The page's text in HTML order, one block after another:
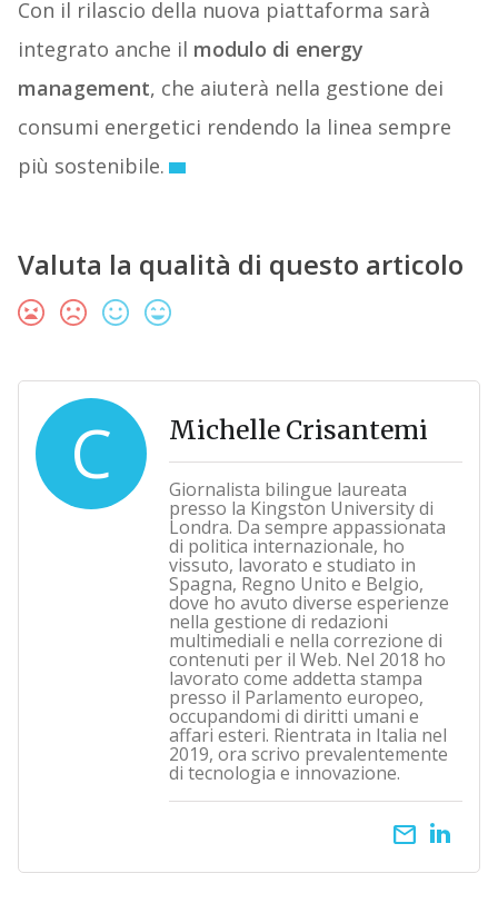
Con il rilascio della nuova piattaforma sarà
integrato anche il modulo di energy
management, che aiuterà nella gestione dei
consumi energetici rendendo la linea sempre
più sostenibile.
Valuta la qualità di questo articolo
C Michelle Crisantemi
Giornalista bilingue laureata
presso la Kingston University di
Londra. Da sempre appassionata
di politica internazionale, ho
vissuto, lavorato e studiato in
Spagna, Regno Unito e Belgio,
dove ho avuto diverse esperienze
nella gestione di redazioni
multimediali e nella correzione di
contenuti per il Web. Nel 2018 ho
lavorato come addetta stampa
presso il Parlamento europeo,
occupandomi di diritti umani e
affari esteri. Rientrata in Italia nel
2019, ora scrivo prevalentemente
di tecnologia e innovazione.
email